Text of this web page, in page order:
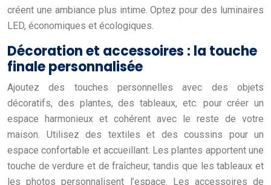
créent une ambiance plus intime. Optez pour des luminaires
LED, économiques et écologiques.
Décoration et accessoires : la touche
finale personnalisée
Ajoutez des touches personnelles avec des objets
décoratifs, des plantes, des tableaux, etc. pour créer un
espace harmonieux et cohérent avec le reste de votre
maison. Utilisez des textiles et des coussins pour un
espace confortable et accueillant. Les plantes apportent une
touche de verdure et de fraîcheur, tandis que les tableaux et
les photos personnalisent l’espace. Les accessoires de